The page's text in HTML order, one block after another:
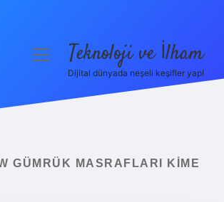
menüyüTeknoloji ve İlham
Dijital dünyada neşeli keşifler yap!
GÜMRÜK MASRAFLARI KIME